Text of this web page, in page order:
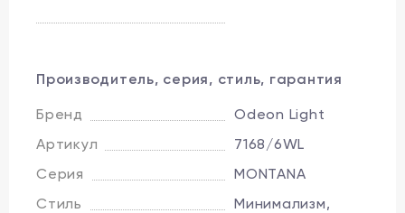
Производитель, серия, стиль, гарантия
Бренд
Odeon Light
Артикул
7168/6WL
Серия
MONTANA
Стиль
Минимализм,